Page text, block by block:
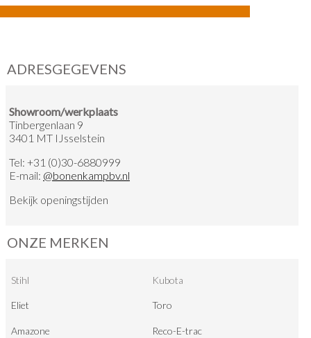
ADRESGEGEVENS
Showroom/werkplaats
Tinbergenlaan 9
3401 MT IJsselstein
Tel: +31 (0)30-6880999
E-mail: @bonenkampbv.nl
Bekijk openingstijden
ONZE MERKEN
Stihl Kubota
Eliet Toro
Amazone Reco-E-trac